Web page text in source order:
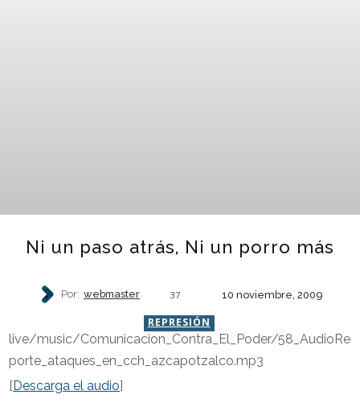
Ni un paso atrás, Ni un porro más
Por: webmaster 37 10 noviembre, 2009
REPRESIÓN
live/music/Comunicacion_Contra_El_Poder/58_AudioRe
porte_ataques_en_cch_azcapotzalco.mp3
[Descarga el audio]